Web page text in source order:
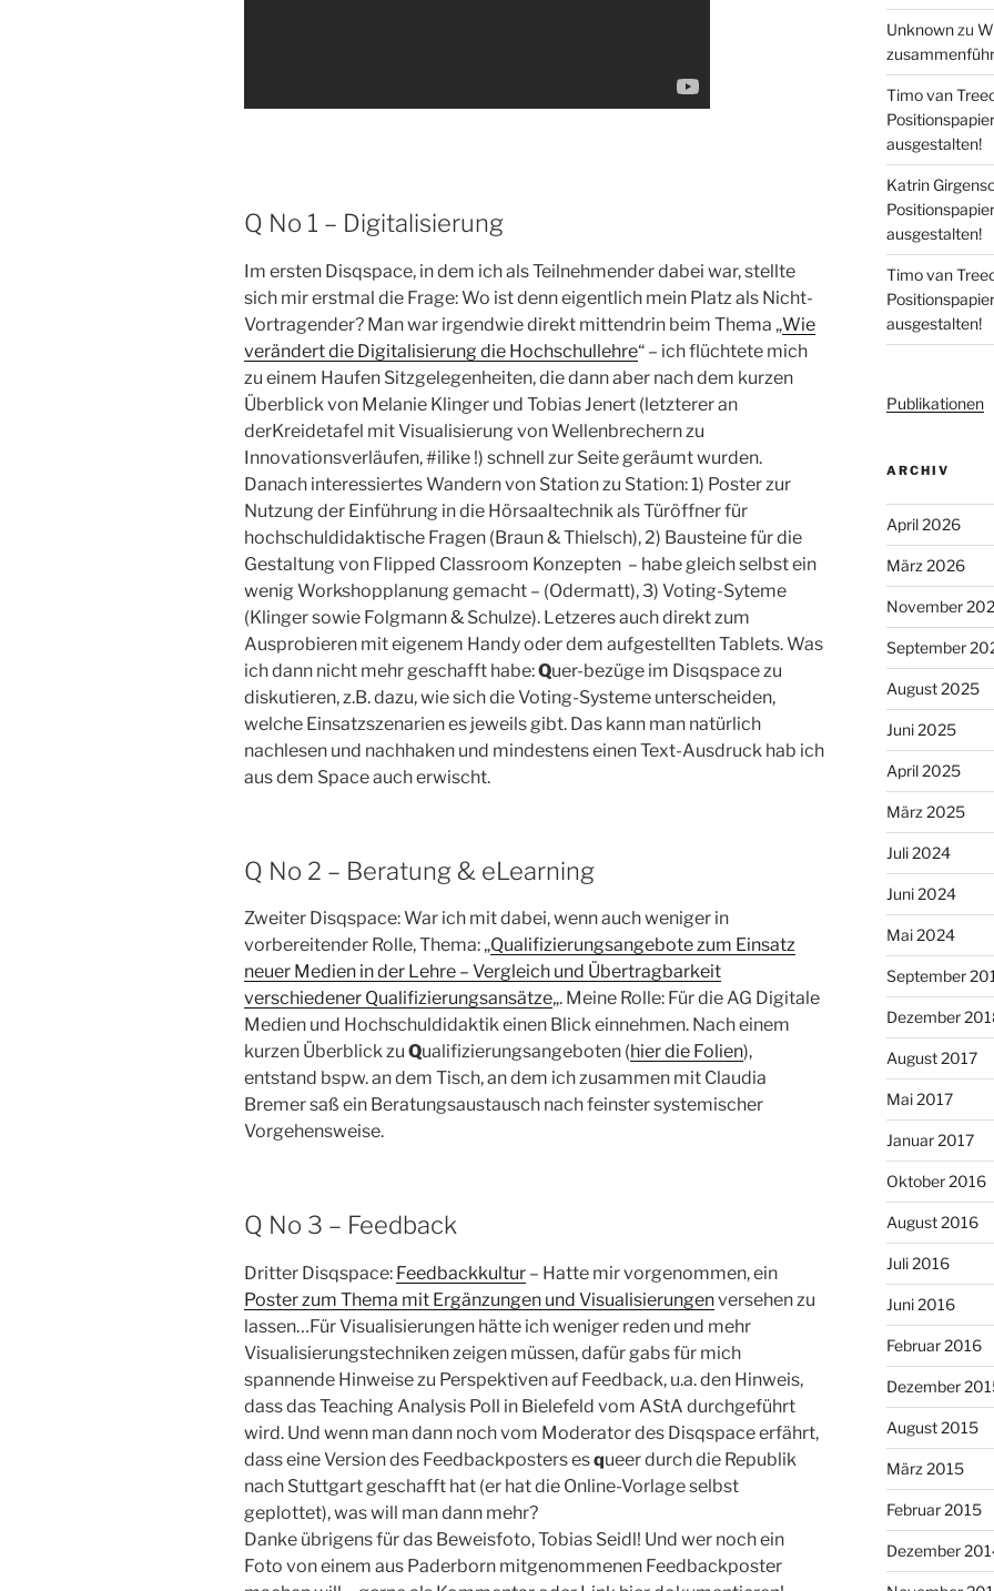
Q No 1 – Digitalisierung
Im ersten Disqspace, in dem ich als Teilnehmender dabei war, stellte
sich mir erstmal die Frage: Wo ist denn eigentlich mein Platz als Nicht-
Vortragender? Man war irgendwie direkt mittendrin beim Thema „Wie
verändert die Digitalisierung die Hochschullehre“ – ich flüchtete mich
zu einem Haufen Sitzgelegenheiten, die dann aber nach dem kurzen
Überblick von Melanie Klinger und Tobias Jenert (letzterer an
derKreidetafel mit Visualisierung von Wellenbrechern zu
Innovationsverläufen, #ilike !) schnell zur Seite geräumt wurden.
Danach interessiertes Wandern von Station zu Station: 1) Poster zur
Nutzung der Einführung in die Hörsaaltechnik als Türöffner für
hochschuldidaktische Fragen (Braun & Thielsch), 2) Bausteine für die
Gestaltung von Flipped Classroom Konzepten – habe gleich selbst ein
wenig Workshopplanung gemacht – (Odermatt), 3) Voting-Syteme
(Klinger sowie Folgmann & Schulze). Letzeres auch direkt zum
Ausprobieren mit eigenem Handy oder dem aufgestellten Tablets. Was
ich dann nicht mehr geschafft habe:Quer-bezüge im Disqspace zu
diskutieren, z.B. dazu, wie sich die Voting-Systeme unterscheiden,
welche Einsatzszenarien es jeweils gibt. Das kann man natürlich
nachlesen und nachhaken und mindestens einen Text-Ausdruck hab ich
aus dem Space auch erwischt.
Q No 2 – Beratung & eLearning
Zweiter Disqspace: War ich mit dabei, wenn auch weniger in
vorbereitender Rolle, Thema: „Qualifizierungsangebote zum Einsatz
neuer Medien in der Lehre – Vergleich und Übertragbarkeit
verschiedener Qualifizierungsansätze„. Meine Rolle: Für die AG Digitale
Medien und Hochschuldidaktik einen Blick einnehmen. Nach einem
kurzen Überblick zu Qualifizierungsangeboten (hier die Folien),
entstand bspw. an dem Tisch, an dem ich zusammen mit Claudia
Bremer saß ein Beratungsaustausch nach feinster systemischer
Vorgehensweise.
Q No 3 – Feedback
Dritter Disqspace: Feedbackkultur – Hatte mir vorgenommen, ein
Poster zum Thema mit Ergänzungen und Visualisierungenversehen zu
lassen…Für Visualisierungen hätte ich weniger reden und mehr
Visualisierungstechniken zeigen müssen, dafür gabs für mich
spannende Hinweise zu Perspektiven auf Feedback, u.a. den Hinweis,
dass das Teaching Analysis Poll in Bielefeld vom AStA durchgeführt
wird. Und wenn man dann noch vom Moderator des Disqspace erfährt,
dass eine Version des Feedbackposters esqueer durch die Republik
nach Stuttgart geschafft hat (er hat die Online-Vorlage selbst
geplottet), was will man dann mehr?
Danke übrigens für das Beweisfoto, Tobias Seidl! Und wer noch ein
Foto von einem aus Paderborn mitgenommenen Feedbackposter
Unknownzu
Timo van
ausgestalten!
Katrin
ausgestalten!
Timo van
ausgestalten!
Publikationen
ARCHIV
April 2026
März 2026
November
September
August 2025
Juni 2025
April 2025
März 2025
Juli 2024
Juni 2024
Mai 2024
September
Dezember
August 2017
Mai 2017
Januar 2017
Oktober 2016
August 2016
Juli 2016
Juni 2016
Februar 2016
Dezember
August 2015
März 2015
Februar 2015
Dezember